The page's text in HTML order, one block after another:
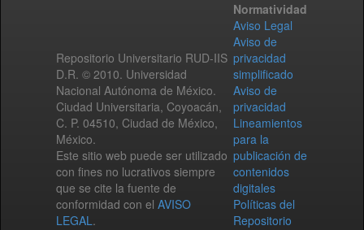
Repositorio Universitario RUD-IIS
D.R. © 2010. Universidad
Nacional Autónoma de México.
Ciudad Universitaria, Coyoacán,
C. P. 04510, Ciudad de México,
México.
Este sitio web puede ser utilizado
con fines no lucrativos siempre
que se cite la fuente de
conformidad con el AVISO
LEGAL.
Normatividad
Aviso Legal
Aviso de
privacidad
simplificado
Aviso de
privacidad
Lineamientos
para la
publicación de
contenidos
digitales
Políticas del
Repositorio